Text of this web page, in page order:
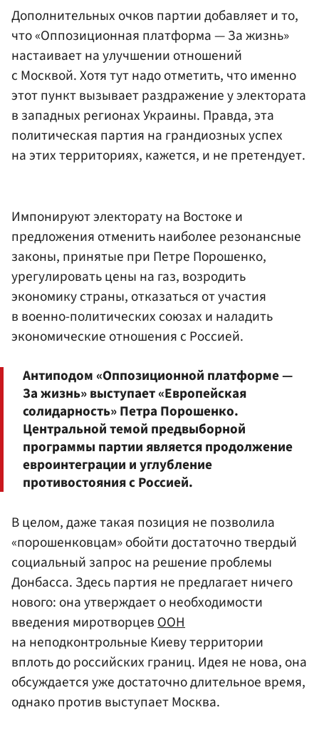
Дополнительных очков партии добавляет и то,
что «Оппозиционная платформа — За жизнь»
настаивает на улучшении отношений
с Москвой. Хотя тут надо отметить, что именно
этот пункт вызывает раздражение у электората
в западных регионах Украины. Правда, эта
политическая партия на грандиозных успех
на этих территориях, кажется, и не претендует.
Импонируют электорату на Востоке и
предложения отменить наиболее резонансные
законы, принятые при Петре Порошенко,
урегулировать цены на газ, возродить
экономику страны, отказаться от участия
в военно-политических союзах и наладить
экономические отношения с Россией.
Антиподом «Оппозиционной платформе —
За жизнь» выступает «Европейская
солидарность» Петра Порошенко.
Центральной темой предвыборной
программы партии является продолжение
евроинтеграции и углубление
противостояния с Россией.
В целом, даже такая позиция не позволила
«порошенковцам» обойти достаточно твердый
социальный запрос на решение проблемы
Донбасса. Здесь партия не предлагает ничего
нового: она утверждает о необходимости
введения миротворцевООН
на неподконтрольные Киеву территории
вплоть до российских границ. Идея не нова, она
обсуждается уже достаточно длительное время,
однако против выступает Москва.